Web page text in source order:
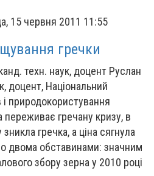
15 червня 2011 11:55
гречки
техн. наук, доцент Руслан
доцент, Національний
і природокористування
переживає гречану кризу, в
гречка, а ціна сягнула
двома обставинами: значним
збору зерна у 2010 році